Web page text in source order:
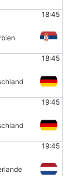
18:45
18:45
19:45
19:45